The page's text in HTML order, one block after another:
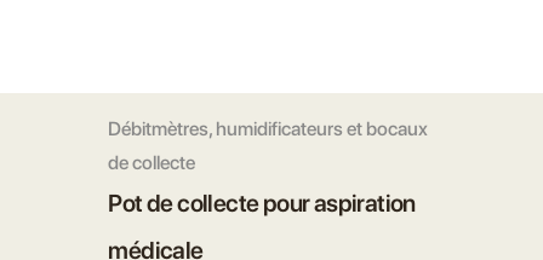
Débitmètres, humidificateurs et bocaux
de collecte
Pot de collecte pour aspiration
médicale